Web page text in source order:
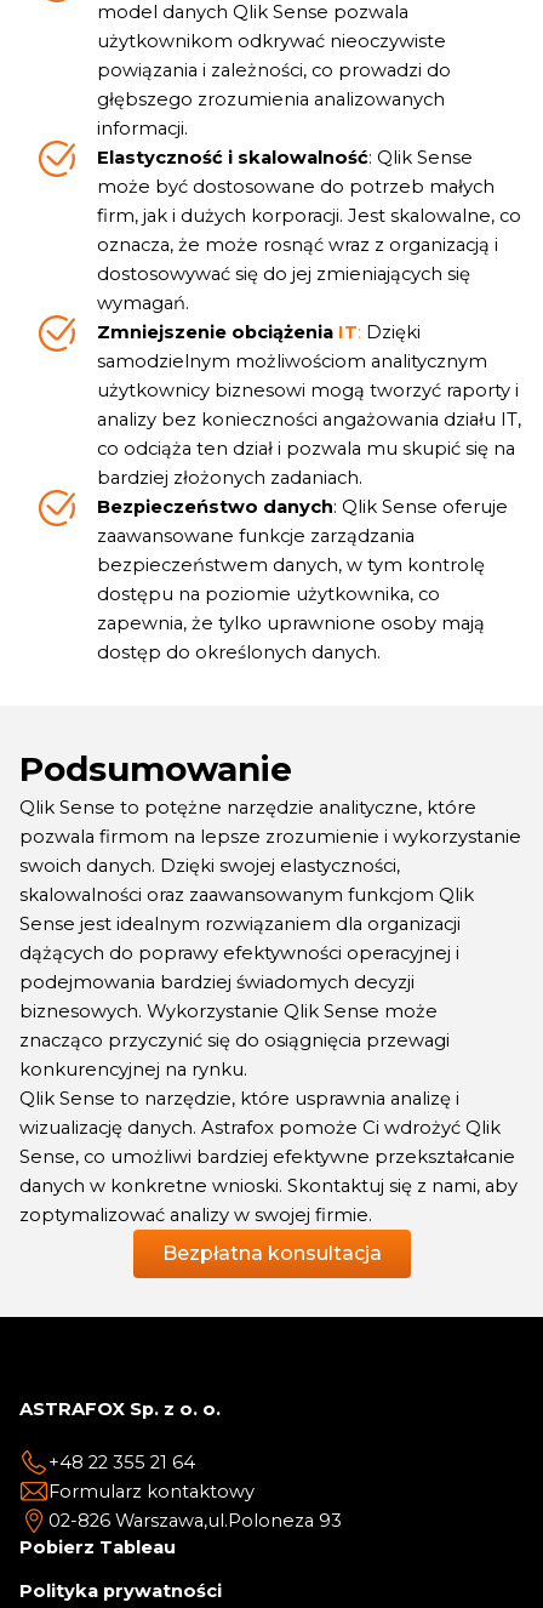
model danych Qlik Sense pozwala
użytkownikom odkrywać nieoczywiste
powiązania i zależności, co prowadzi do
głębszego zrozumienia analizowanych
informacji.
Elastyczność i skalowalność: Qlik Sense
może być dostosowane do potrzeb małych
firm, jak i dużych korporacji. Jest skalowalne, co
oznacza, że może rosnąć wraz z organizacją i
dostosowywać się do jej zmieniających się
wymagań.
Zmniejszenie obciążenia IT: Dzięki
samodzielnym możliwościom analitycznym
użytkownicy biznesowi mogą tworzyć raporty i
analizy bez konieczności angażowania działu IT,
co odciąża ten dział i pozwala mu skupić się na
bardziej złożonych zadaniach.
Bezpieczeństwo danych: Qlik Sense oferuje
zaawansowane funkcje zarządzania
bezpieczeństwem danych, w tym kontrolę
dostępu na poziomie użytkownika, co
zapewnia, że tylko uprawnione osoby mają
dostęp do określonych danych.
Podsumowanie
Qlik Sense to potężne narzędzie analityczne, które
pozwala firmom na lepsze zrozumienie i wykorzystanie
swoich danych. Dzięki swojej elastyczności,
skalowalności oraz zaawansowanym funkcjom Qlik
Sense jest idealnym rozwiązaniem dla organizacji
dążących do poprawy efektywności operacyjnej i
podejmowania bardziej świadomych decyzji
biznesowych. Wykorzystanie Qlik Sense może
znacząco przyczynić się do osiągnięcia przewagi
konkurencyjnej na rynku.
Qlik Sense to narzędzie, które usprawnia analizę i
wizualizację danych. Astrafox pomoże Ci wdrożyć Qlik
Sense, co umożliwi bardziej efektywne przekształcanie
danych w konkretne wnioski. Skontaktuj się z nami, aby
zoptymalizować analizy w swojej firmie.
Bezpłatna konsultacja
ASTRAFOX Sp. z o. o.
+48 22 355 21 64
Formularz kontaktowy
02-826 Warszawa,ul.Poloneza 93
Pobierz Tableau
Polityka prywatności